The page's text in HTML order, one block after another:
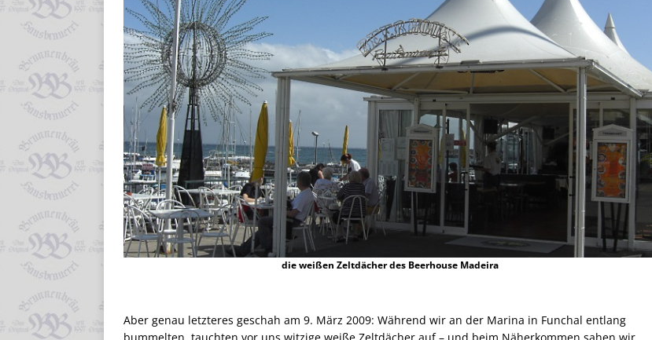
die weißen Zeltdächer des Beerhouse Madeira
Aber genau letzteres geschah am 9. März 2009: Während wir an der Marina in Funchal entlang